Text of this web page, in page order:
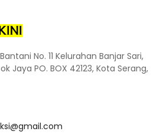
No. 11 Kelurahan Banjar Sari,
Jaya PO. BOX 42123, Kota Serang,